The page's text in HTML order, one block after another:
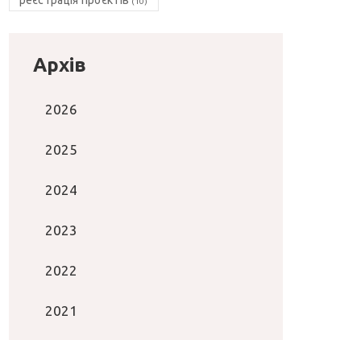
Архів
2026
2025
2024
2023
2022
2021